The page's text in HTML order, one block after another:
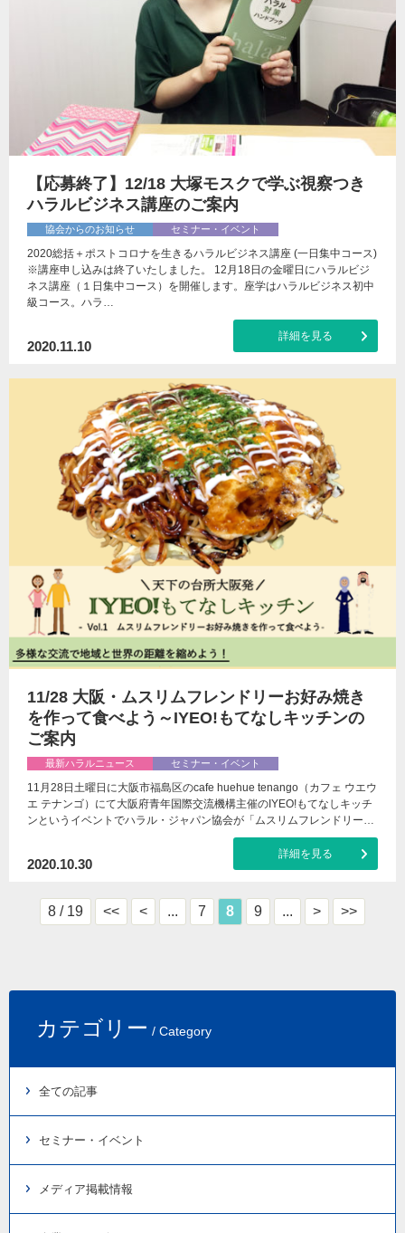
【応募終了】12/18 大塚モスクで学ぶ視察つき
ハラルビジネス講座のご案内
協会からのお知らせ セミナー・イベント
2020総括＋ポストコロナを生きるハラルビジネス講座 (一日集中コース)
※講座申し込みは終了いたしました。 12月18日の金曜日にハラルビジ
ネス講座（１日集中コース）を開催します。座学はハラルビジネス初中
級コース。ハラ…
2020.11.10
詳細を見る
11/28 大阪・ムスリムフレンドリーお好み焼き
を作って食べよう～IYEO!もてなしキッチンの
ご案内
最新ハラルニュース セミナー・イベント
11月28日土曜日に大阪市福島区のcafe huehue tenango（カフェ ウエウ
エ テナンゴ）にて大阪府青年国際交流機構主催のIYEO!もてなしキッチ
ンというイベントでハラル・ジャパン協会が「ムスリムフレンドリー…
2020.10.30
詳細を見る
8 / 19 << < ... 7 8 9 ... > >>
カテゴリー / Category
全ての記事
セミナー・イベント
メディア掲載情報